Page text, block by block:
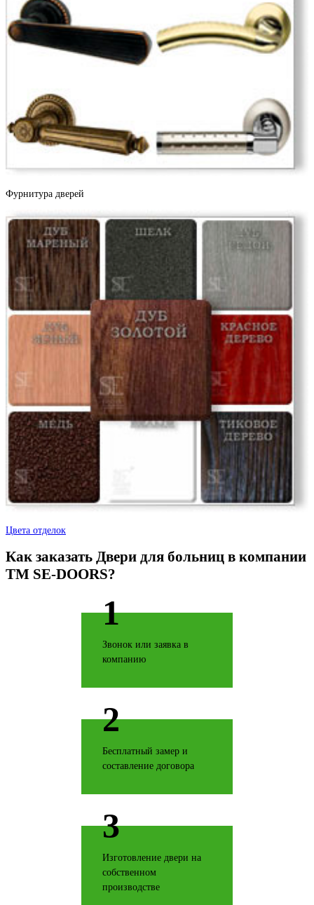
Дуб ясный
Серый горизонт
Итальянский орех
Капучино
Клен распил бронза
Фурнитура дверей
Цвета отделок
Как заказать Двери для больниц в компании
TM SE-DOORS?
1
Звонок или заявка в
компанию
2
Бесплатный замер и
составление договора
3
Изготовление двери на
собственном
производстве